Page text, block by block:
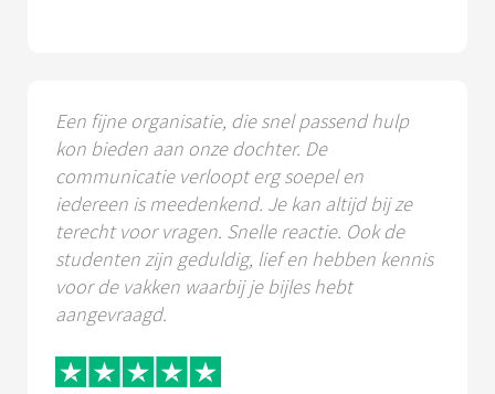
Een fijne organisatie, die snel passend hulp
kon bieden aan onze dochter. De
communicatie verloopt erg soepel en
iedereen is meedenkend. Je kan altijd bij ze
terecht voor vragen. Snelle reactie. Ook de
studenten zijn geduldig, lief en hebben kennis
voor de vakken waarbij je bijles hebt
aangevraagd.